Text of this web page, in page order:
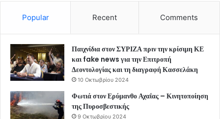
Popular Recent Comments
Παιχνίδια στον ΣΥΡΙΖΑ πριν την κρίσιμη ΚΕ
και fake news για την Επιτροπή
Δεοντολογίας και τη διαγραφή Κασσελάκη
10 Οκτωβρίου 2024
Φωτιά στον Ερύμανθο Αχαΐας – Κινητοποίηση
της Πυροσβεστικής
9 Οκτωβρίου 2024